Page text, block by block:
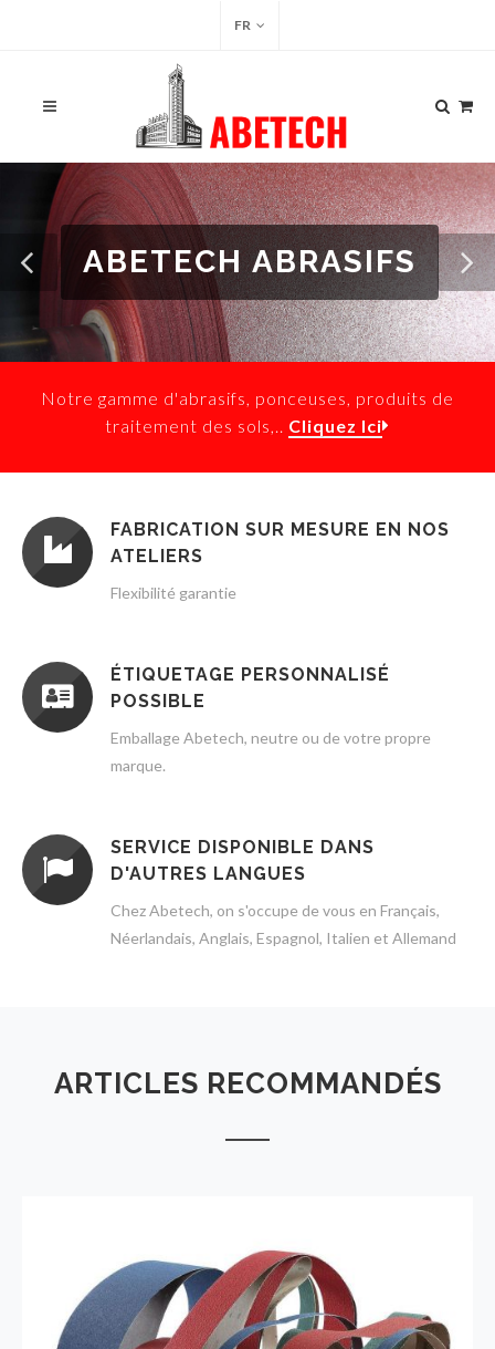
FR
ABETECH ABRASIFS
Notre gamme d'abrasifs, ponceuses, produits de
traitement des sols,.. Cliquez Ici
FABRICATION SUR MESURE EN NOS
ATELIERS
Flexibilité garantie
ÉTIQUETAGE PERSONNALISÉ
POSSIBLE
Emballage Abetech, neutre ou de votre propre
marque.
SERVICE DISPONIBLE DANS
D'AUTRES LANGUES
Chez Abetech, on s'occupe de vous en Français,
Néerlandais, Anglais, Espagnol, Italien et Allemand
ARTICLES RECOMMANDÉS